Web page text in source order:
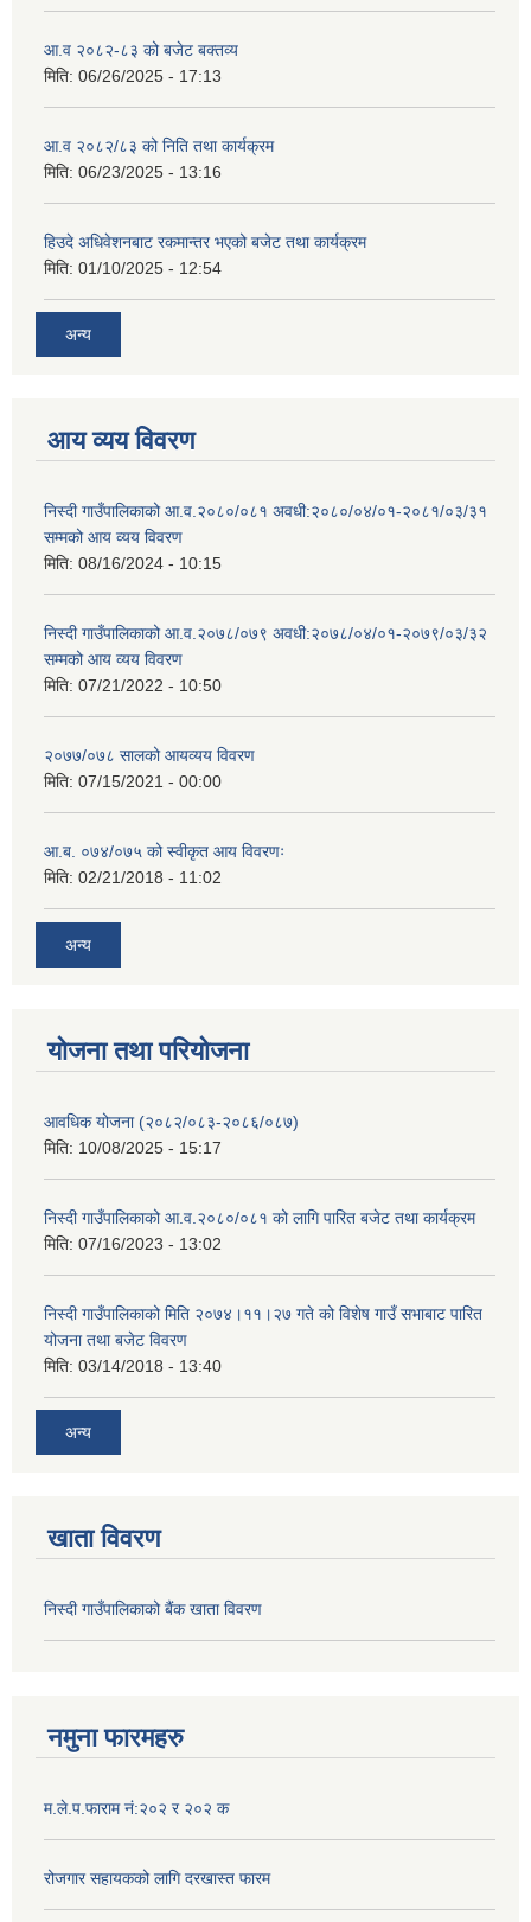
आ.व २०८२-८३ को बजेट बक्तव्य
मिति: 06/26/2025 - 17:13
आ.व २०८२/८३ को निति तथा कार्यक्रम
मिति: 06/23/2025 - 13:16
हिउदे अधिवेशनबाट रकमान्तर भएको बजेट तथा कार्यक्रम
मिति: 01/10/2025 - 12:54
अन्य
आय व्यय विवरण
निस्दी गाउँपालिकाको आ.व.२०८०/०८१ अवधी:२०८०/०४/०१-२०८१/०३/३१
सम्मको आय व्यय विवरण
मिति: 08/16/2024 - 10:15
निस्दी गाउँपालिकाको आ.व.२०७८/०७९ अवधी:२०७८/०४/०१-२०७९/०३/३२
सम्मको आय व्यय विवरण
मिति: 07/21/2022 - 10:50
२०७७/०७८ सालको आयव्यय विवरण
मिति: 07/15/2021 - 00:00
आ.ब. ०७४/०७५ को स्वीकृत आय विवरणः
मिति: 02/21/2018 - 11:02
अन्य
योजना तथा परियोजना
आवधिक योजना (२०८२/०८३-२०८६/०८७)
मिति: 10/08/2025 - 15:17
निस्दी गाउँपालिकाको आ.व.२०८०/०८१ को लागि पारित बजेट तथा कार्यक्रम
मिति: 07/16/2023 - 13:02
निस्दी गाउँपालिकाको मिति २०७४।११।२७ गते को विशेष गाउँ सभाबाट पारित
योजना तथा बजेट विवरण
मिति: 03/14/2018 - 13:40
अन्य
खाता विवरण
निस्दी गाउँपालिकाको बैंक खाता विवरण
नमुना फारमहरु
म.ले.प.फाराम नं:२०२ र २०२ क
रोजगार सहायकको लागि दरखास्त फारम